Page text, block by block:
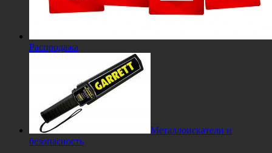
Распродажа
Металлоискатели и
безопасность